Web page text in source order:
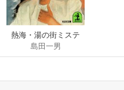
熱海・湯の街ミステ
リー
島田一男